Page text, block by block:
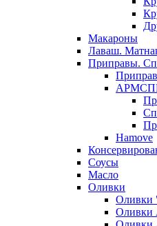
Макароны
Лаваш.
Приправы.
Hamove
Соусы
Масло
Оливки
Оливки
Оливки